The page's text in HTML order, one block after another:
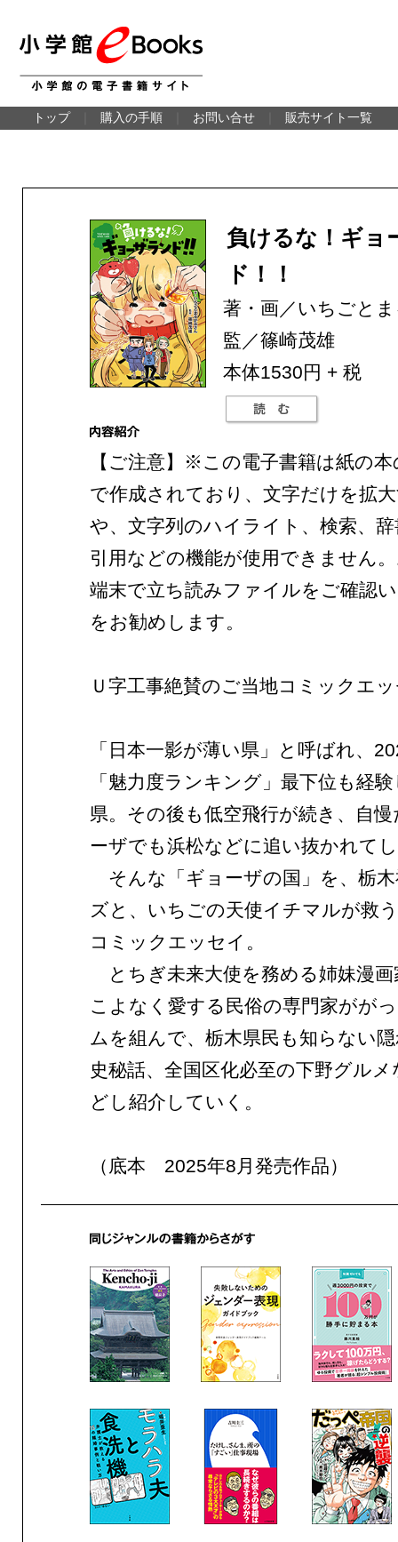
トップ 購入の手順 お問い合せ 販売サイト一覧
負けるな！ギョ
ド！！
著・画／いちごと
監／篠崎茂雄
本体1530円 + 税
【ご注意】※この電子書籍は紙の
で作成されており、文字だけを拡
や、文字列のハイライト、検索、
引用などの機能が使用できません
端末で立ち読みファイルをご確認
をお勧めします。
Ｕ字工事絶賛のご当地コミックエ
「日本一影が薄い県」と呼ばれ、
「魅力度ランキング」最下位も経
県。その後も低空飛行が続き、自
ーザでも浜松などに追い抜かれて
そんな「ギョーザの国」を、栃
ズと、いちごの天使イチマルが救
コミックエッセイ。
とちぎ未来大使を務める姉妹漫画
こよなく愛する民俗の専門家がが
ムを組んで、栃木県民も知らない
史秘話、全国区化必至の下野グル
どし紹介していく。
（底本 2025年8月発売作品）